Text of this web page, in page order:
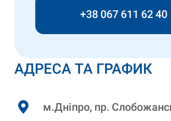
АДРЕСА ТА ГРАФИК
м.Дніпро, пр.
+38 067 611 62 40